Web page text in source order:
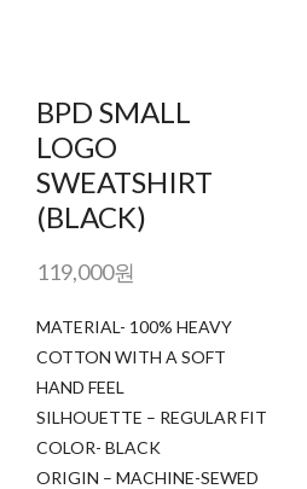
BPD SMALL
LOGO
SWEATSHIRT
(BLACK)
119,000원
MATERIAL- 100% HEAVY
COTTON WITH A SOFT
HAND FEEL
SILHOUETTE – REGULAR FIT
COLOR- BLACK
ORIGIN – MACHINE-SEWED